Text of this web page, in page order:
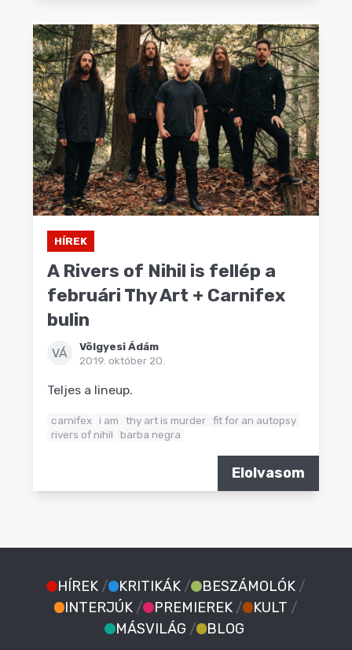
HÍREK
A Rivers of Nihil is fellép a
februári Thy Art + Carnifex
bulin
VÁ
Völgyesi Ádám
2019. október 20.
Teljes a lineup.
carnifex i am thy art is murder fit for an autopsy
rivers of nihil
barba negra
Elolvasom
HÍREK / KRITIKÁK / BESZÁMOLÓK /
INTERJÚK / PREMIEREK / KULT /
MÁSVILÁG / BLOG